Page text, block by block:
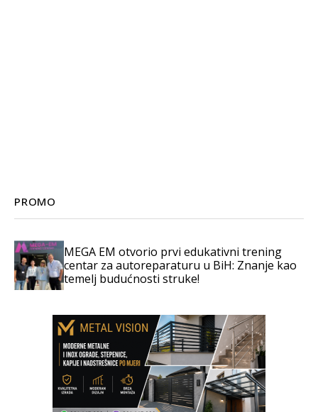
PROMO
MEGA EM otvorio prvi edukativni trening
centar za autoreparaturu u BiH: Znanje kao
temelj budućnosti struke!